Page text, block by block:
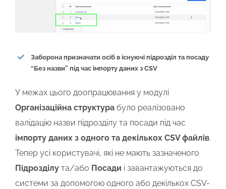
Заборона призначати осіб в існуючі підрозділ та посаду
“Без назви” під час імпорту даних з CSV
У межах цього доопрацювання у модулі
Організаційна структура було реалізовано
валідацію назви підрозділу та посади під час
імпорту даних з одного та декількох CSV файлів.
Тепер усі користувачі, які не мають зазначеного
Підрозділу та/або Посади і завантажуються до
системи за допомогою одного або декількох CSV-